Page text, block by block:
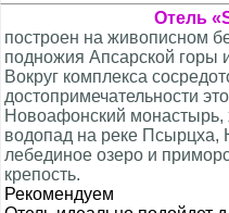
Отель
построен на живописном
подножия Апсарской горы
Вокруг комплекса
достопримечательности
Новоафонский монастырь,
водопад на реке
лебединое озеро и
крепость.
Рекомендуем